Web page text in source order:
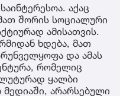
აქაც
შორის სოციალური
ამისათვის.
ხდება, მათ
და ამას
რომელიც
ყალბი
მედიაში, არარსებული